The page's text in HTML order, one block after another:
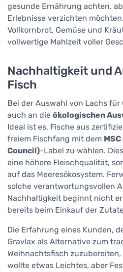
gesunde Ernährung achten,
Erlebnisse verzichten
Vollkornbrot, Gemüse und
vollwertige Mahlzeit voller
Nachhaltigkeit und
Fisch
Bei der Auswahl von Lachs
auch an die ökologischen
Ideal ist es, Fische aus
freiem Fischfang mit dem
Council)-Label zu wählen.
eine höhere Fleischqualität,
auf das Meeresökosystem.
solche verantwortungsvollen
Nachhaltigkeit beginnt nicht
bereits beim Einkauf der
Die Erfahrung eines Kunden,
Gravlax als Alternative zum
Weihnachtsfisch
wollte etwas Leichtes, aber